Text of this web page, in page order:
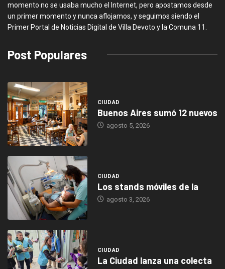
momento no se usaba mucho el Internet, pero apostamos desde
un primer momento y nunca aflojamos, y seguimos siendo el
Primer Portal de Noticias Digital de Villa Devoto y la Comuna 11.
Post Populares
CIUDAD
Buenos Aires sumó 12 nuevos
agosto 5, 2026
CIUDAD
Los stands móviles de la
agosto 3, 2026
CIUDAD
La Ciudad lanza una colecta